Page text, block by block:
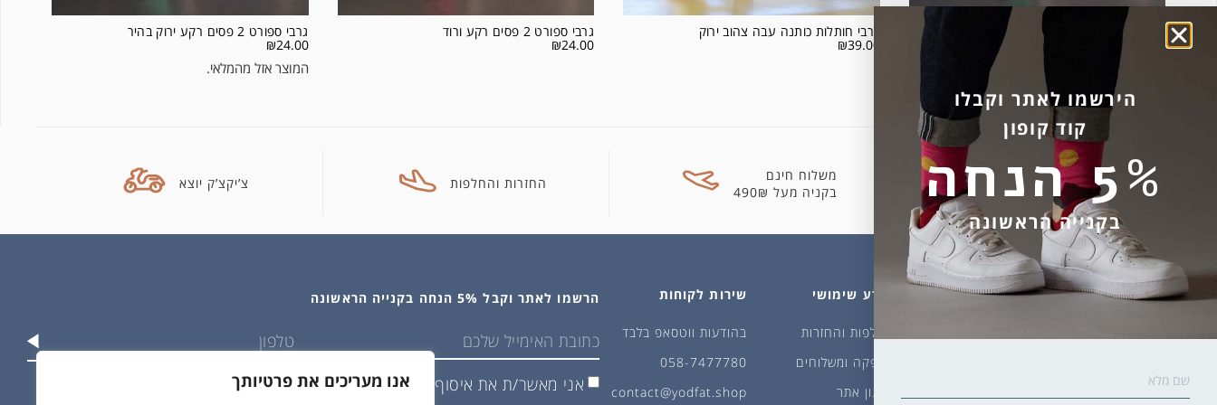
אנו מעריכים את פרטיותך
גרבי ספורט 2 פסים רקע ירוק
המוצר אזל מהמלאי.
גרבי חותלות כותנה עבה צהוב ירוק
₪39.00
גרבי ספורט 2 פסים רקע ורוד
₪24.00
גרבי ספורט 2 פסים רקע ירוק בהיר
₪24.00
המוצר אזל מהמלאי.
קניה מאובטחת
משלוח חינם
בקניה מעל 490₪
החזרות והחלפות צ’יקצ’ק יוצא
מהחנות עלינו מידע שימושי
החלפות והחזרות
אספקה ומשלוחים
תקנון אתר
שירות לקוחות
בהודעות ווטסאפ בלבד
058-7477780
contact@yodfat.shop
הרשמו לאתר וקבל 5% הנחה בקנייה הראשונה
אני מאשר/ת את איסוף ושימוש בפרטים שלי בהתאם למדיניות הפרטיות
הירשמו לאתר וקבלו
קוד קופון
5% הנחה
בקנייה הראשונה